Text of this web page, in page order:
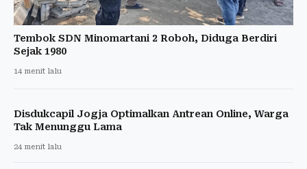
Tembok SDN Minomartani 2 Roboh, Diduga Berdiri
Sejak 1980
14 menit lalu
Disdukcapil Jogja Optimalkan Antrean Online, Warga
Tak Menunggu Lama
24 menit lalu